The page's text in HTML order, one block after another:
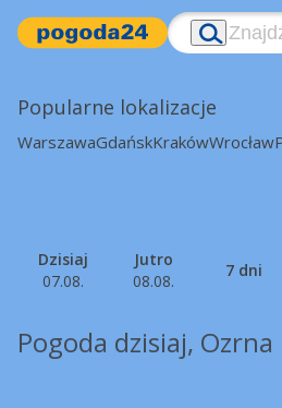
Popularne lokalizacje
WarszawaGdańskKrakówWrocław
Dzisiaj
07.08.
Jutro
08.08.
7 dni
Pogoda dzisiaj, Ozrna